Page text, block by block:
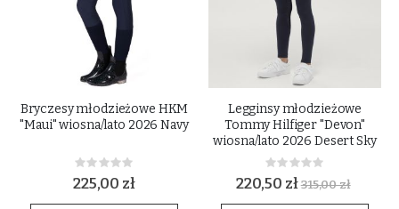
Bryczesy młodzieżowe HKM
"Maui" wiosna/lato 2026 Navy
Rating:
0%
225,00 zł
Legginsy młodzieżowe
Tommy Hilfiger "Devon"
wiosna/lato 2026 Desert Sky
Rating:
0%
220,50 zł315,00 zł